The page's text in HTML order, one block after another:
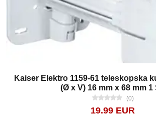
Kaiser Elektro 1159-61 teleskopska
(Ø x V) 16 mm x 68 mm 1
(0)
19.99 EUR